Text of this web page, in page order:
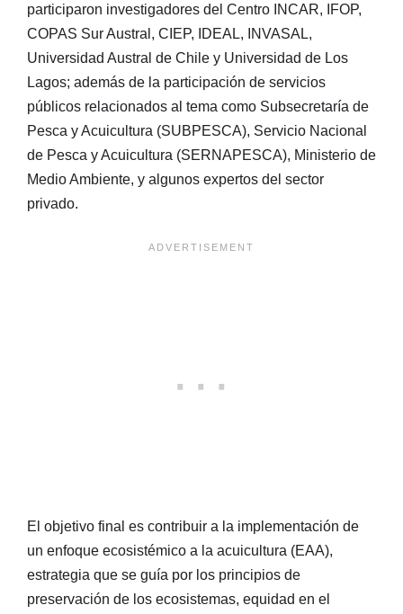
participaron investigadores del Centro INCAR, IFOP,
COPAS Sur Austral, CIEP, IDEAL, INVASAL,
Universidad Austral de Chile y Universidad de Los
Lagos; además de la participación de servicios
públicos relacionados al tema como Subsecretaría de
Pesca y Acuicultura (SUBPESCA), Servicio Nacional
de Pesca y Acuicultura (SERNAPESCA), Ministerio de
Medio Ambiente, y algunos expertos del sector
privado.
El objetivo final es contribuir a la implementación de
un enfoque ecosistémico a la acuicultura (EAA),
estrategia que se guía por los principios de
preservación de los ecosistemas, equidad en el